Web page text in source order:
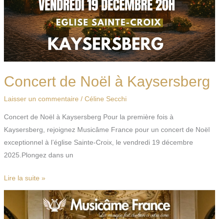
Concert de Noël à Kaysersberg
Laisser un commentaire / Céline Secchi
Concert de Noël à Kaysersberg Pour la première fois à
Kaysersberg, rejoignez Musicâme France pour un concert de Noël
exceptionnel à l’église Sainte-Croix, le vendredi 19 décembre
2025.Plongez dans un
Lire la suite »
de